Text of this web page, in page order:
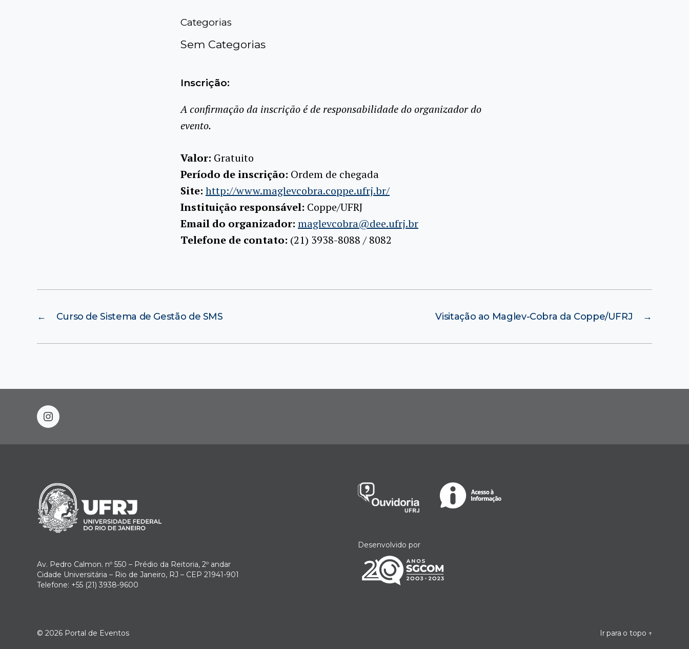
Categorias
Sem Categorias
Inscrição:
A confirmação da inscrição é de responsabilidade do organizador do
evento.
Valor: Gratuito
Período de inscrição: Ordem de chegada
Site: http://www.maglevcobra.coppe.ufrj.br/
Instituição responsável: Coppe/UFRJ
Email do organizador: maglevcobra@dee.ufrj.br
Telefone de contato: (21) 3938-8088 / 8082
← Curso de Sistema de Gestão de SMS →
Visitação ao Maglev-Cobra da Coppe/UFRJ
instagram
Av. Pedro Calmon. nº 550 – Prédio da Reitoria, 2º andar
Cidade Universitária – Rio de Janeiro, RJ – CEP 21941-901
Telefone: +55 (21) 3938-9600
Desenvolvido por
© 2026 Portal de Eventos Ir para o topo ↑